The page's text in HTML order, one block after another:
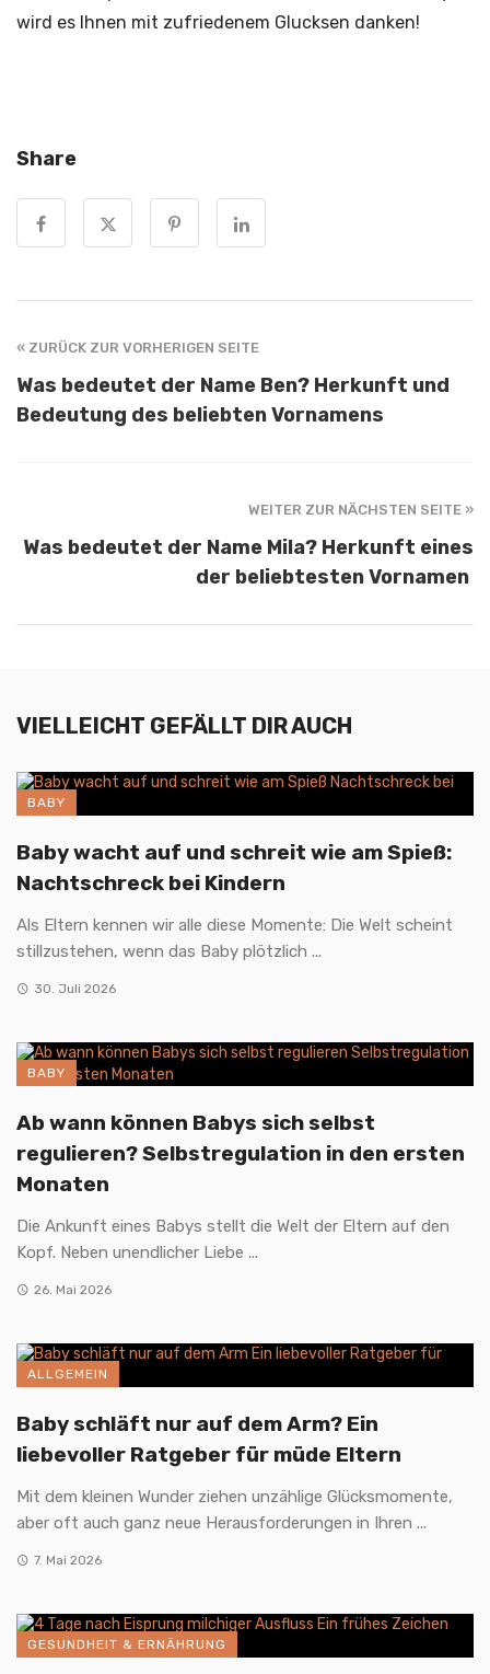
wird es Ihnen mit zufriedenem Glucksen danken!
Share
« ZURÜCK ZUR VORHERIGEN SEITE
Was bedeutet der Name Ben? Herkunft und
Bedeutung des beliebten Vornamens
WEITER ZUR NÄCHSTEN SEITE »
Was bedeutet der Name Mila? Herkunft eines
der beliebtesten Vornamen
VIELLEICHT GEFÄLLT DIR AUCH
BABY
Baby wacht auf und schreit wie am Spieß:
Nachtschreck bei Kindern
Als Eltern kennen wir alle diese Momente: Die Welt scheint
stillzustehen, wenn das Baby plötzlich ...
30. Juli 2026
BABY
Ab wann können Babys sich selbst
regulieren? Selbstregulation in den ersten
Monaten
Die Ankunft eines Babys stellt die Welt der Eltern auf den
Kopf. Neben unendlicher Liebe ...
26. Mai 2026
ALLGEMEIN
Baby schläft nur auf dem Arm? Ein
liebevoller Ratgeber für müde Eltern
Mit dem kleinen Wunder ziehen unzählige Glücksmomente,
aber oft auch ganz neue Herausforderungen in Ihren ...
7. Mai 2026
GESUNDHEIT & ERNÄHRUNG